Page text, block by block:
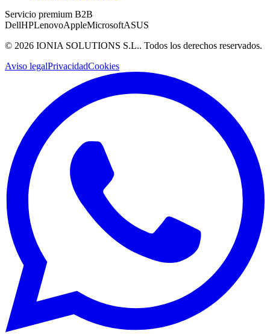
Servicio premium B2B
DellHPLenovoAppleMicrosoftASUS
© 2026 IONIA SOLUTIONS S.L.. Todos los derechos reservados.
Aviso legalPrivacidadCookies